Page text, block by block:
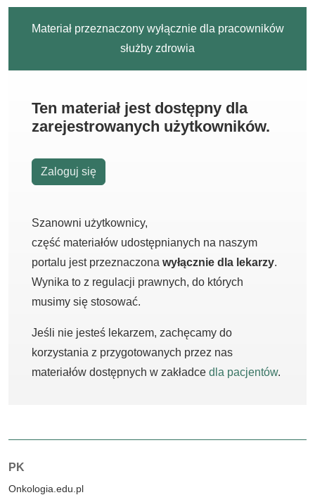
Materiał przeznaczony wyłącznie dla pracowników
służby zdrowia
Ten materiał jest dostępny dla
zarejestrowanych użytkowników.
Zaloguj się
Szanowni użytkownicy,
część materiałów udostępnianych na naszym
portalu jest przeznaczona wyłącznie dla lekarzy.
Wynika to z regulacji prawnych, do których
musimy się stosować.
Jeśli nie jesteś lekarzem, zachęcamy do
korzystania z przygotowanych przez nas
materiałów dostępnych w zakładce dla pacjentów.
Autorzy:
PK
Onkologia.edu.pl